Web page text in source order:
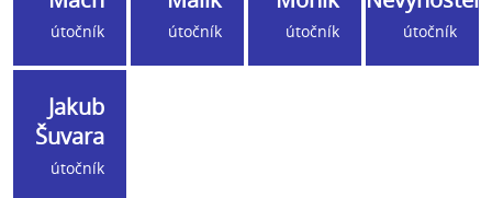
útočník útočník útočník útočník
Jakub
Šuvara
útočník